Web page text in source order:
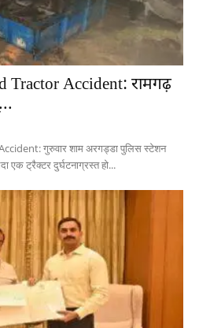
Tractor Accident: रामगढ़
गुरुवार शाम अरगड्डा पुलिस स्टेशन
ट्रैक्टर दुर्घटनाग्रस्त हो...